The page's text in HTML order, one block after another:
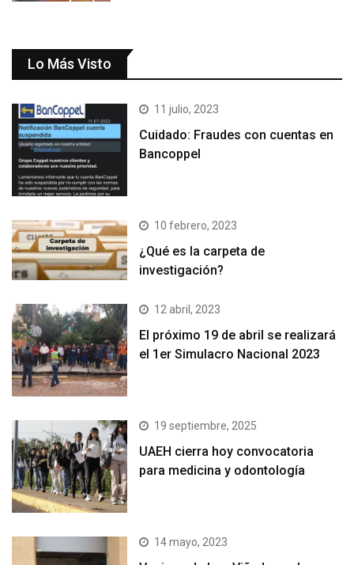
Lo Más Visto
11 julio, 2023
Cuidado: Fraudes con cuentas en
Bancoppel
10 febrero, 2023
¿Qué es la carpeta de
investigación?
12 abril, 2023
El próximo 19 de abril se realizará
el 1er Simulacro Nacional 2023
19 septiembre, 2025
UAEH cierra hoy convocatoria
para medicina y odontología
14 mayo, 2023